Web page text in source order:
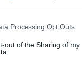
this website/app uses
visit or usage
to Google and its
Processing Opt Outs
out of the Sharing of my
fellép a Benkó
és Dávid Viktória
trombita-, valamint